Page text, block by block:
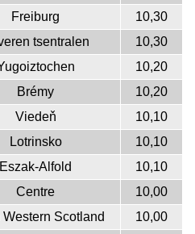
Freiburg
10,30
tsentralen
10,30
10,20
Brémy
10,20
Viedeň
10,10
Lotrinsko
10,10
Eszak-Alfold
10,10
Centre
10,00
Western Scotland
10,00